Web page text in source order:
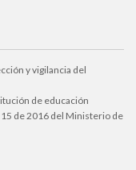
y vigilancia del
de educación
de 2016 del Ministerio de